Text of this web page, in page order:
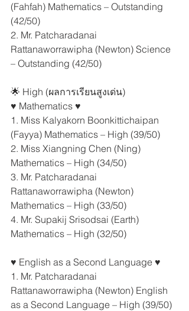
(Fahfah) Mathematics – Outstanding
(42/50)
2. Mr. Patcharadanai
Rattanaworrawipha (Newton) Science
– Outstanding (42/50)
🌟 High (ผลการเรียนสูงเด่น)
♥️ Mathematics ♥️
1. Miss Kalyakorn Boonkittichaipan
(Fayya) Mathematics – High (39/50)
2. Miss Xiangning Chen (Ning)
Mathematics – High (34/50)
3. Mr. Patcharadanai
Rattanaworrawipha (Newton)
Mathematics – High (33/50)
4. Mr. Supakij Srisodsai (Earth)
Mathematics – High (32/50)
♥️ English as a Second Language ♥️
1. Mr. Patcharadanai
Rattanaworrawipha (Newton) English
as a Second Language – High (39/50)